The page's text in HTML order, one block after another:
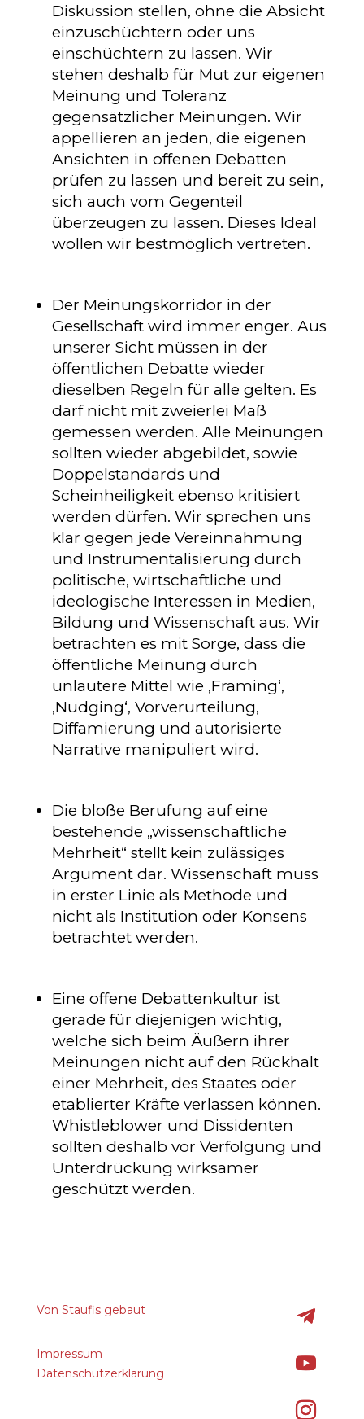
Diskussion stellen, ohne die Absicht
einzuschüchtern oder uns
einschüchtern zu lassen. Wir
stehen deshalb für Mut zur eigenen
Meinung und Toleranz
gegensätzlicher Meinungen. Wir
appellieren an jeden, die eigenen
Ansichten in offenen Debatten
prüfen zu lassen und bereit zu sein,
sich auch vom Gegenteil
überzeugen zu lassen. Dieses Ideal
wollen wir bestmöglich vertreten.
Der Meinungskorridor in der
Gesellschaft wird immer enger. Aus
unserer Sicht müssen in der
öffentlichen Debatte wieder
dieselben Regeln für alle gelten. Es
darf nicht mit zweierlei Maß
gemessen werden. Alle Meinungen
sollten wieder abgebildet, sowie
Doppelstandards und
Scheinheiligkeit ebenso kritisiert
werden dürfen. Wir sprechen uns
klar gegen jede Vereinnahmung
und Instrumentalisierung durch
politische, wirtschaftliche und
ideologische Interessen in Medien,
Bildung und Wissenschaft aus. Wir
betrachten es mit Sorge, dass die
öffentliche Meinung durch
unlautere Mittel wie ‚Framing‘,
‚Nudging‘, Vorverurteilung,
Diffamierung und autorisierte
Narrative manipuliert wird.
Die bloße Berufung auf eine
bestehende „wissenschaftliche
Mehrheit“ stellt kein zulässiges
Argument dar. Wissenschaft muss
in erster Linie als Methode und
nicht als Institution oder Konsens
betrachtet werden.
Eine offene Debattenkultur ist
gerade für diejenigen wichtig,
welche sich beim Äußern ihrer
Meinungen nicht auf den Rückhalt
einer Mehrheit, des Staates oder
etablierter Kräfte verlassen können.
Whistleblower und Dissidenten
sollten deshalb vor Verfolgung und
Unterdrückung wirksamer
geschützt werden.
Von Staufis gebaut
Impressum
Datenschutzerklärung